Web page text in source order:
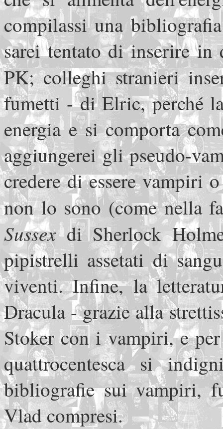
compilassi una
sarei tentato di inserire
PK; colleghi stranieri
fumetti - di Elric, perché
energia e si comporta
aggiungerei gli pseudo-
credere di essere vampiri
non lo sono (come nella
Sussexdi Sherlock
pipistrelli assetati di
viventi. Infine, la
Dracula - grazie alla
Stoker con i vampiri, e
quattrocentesca si
bibliografie sui vampiri,
Vlad compresi.